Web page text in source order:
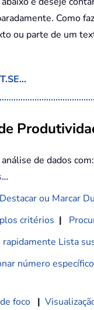
Como
ou parte de um
de dados com:
…
ou Marcar
critérios |
rapidamente Lista
número
foco |